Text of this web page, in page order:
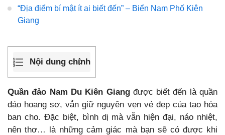
“Địa điểm bí mật ít ai biết đến” – Biển Nam Phố Kiên
Giang
Nội dung chính
Quần đảo Nam Du Kiên Giangđược biết đến là quần
đảo hoang sơ, vẫn giữ nguyên vẹn vẻ đẹp của tạo hóa
ban cho. Đặc biệt, bình dị mà vẫn hiện đại, náo nhiệt,
nên thơ… là những cảm giác mà bạn sẽ có được khi